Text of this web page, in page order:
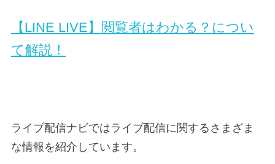
【LINE LIVE】閲覧者はわかる？につい
て解説！
ライブ配信ナビではライブ配信に関するさまざま
な情報を紹介しています。